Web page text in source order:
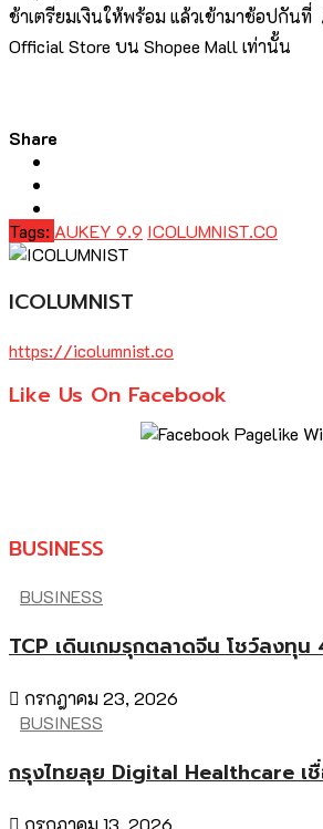
ช้าเตรียมเงินให้พร้อม แล้วเข้ามาช้อปกันที่
Official Store บน Shopee Mall เท่านั้น
Share
Tags: AUKEY 9.9 ICOLUMNIST.CO
ICOLUMNIST
https://icolumnist.co
Like Us On Facebook
BUSINESS
BUSINESS
TCP เดินเกมรุกตลาดจีน โชว์ลงทุ
กรกฎาคม 23, 2026
BUSINESS
กรุงไทยลุย Digital Healthcare เ
กรกฎาคม 13, 2026